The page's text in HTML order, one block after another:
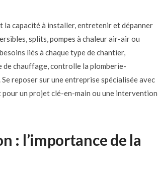
capacité à installer, entretenir et dépanner
splits, pompes à chaleur air-air ou
liés à chaque type de chantier,
de chauffage, controlle la plomberie-
reposer sur une entreprise spécialisée avec
un projet clé-en-main ou une intervention
: l’importance de la